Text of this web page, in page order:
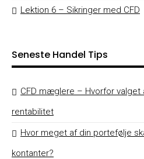
Lektion 6 – Sikringer med CFD
Seneste Handel Tips
CFD mæglere – Hvorfor
rentabilitet
Hvor meget af din portefølje
kontanter?